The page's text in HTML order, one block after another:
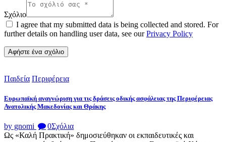
Σχόλιο
I agree that my submitted data is being collected and stored. For
further details on handling user data, see ourPrivacy Policy
Παιδεία Περιφέρεια
Ευρωπαϊκή αναγνώριση για τις δράσεις οδικής ασφάλειας της Περιφέρειας
Ανατολικής Μακεδονίας και Θράκης
by gnomi 0Σχόλια
Ως «Καλή Πρακτική» δημοσιεύθηκαν οι εκπαιδευτικές και